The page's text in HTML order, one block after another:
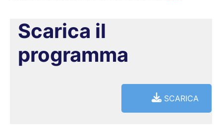
Scarica il
programma
SCARICA